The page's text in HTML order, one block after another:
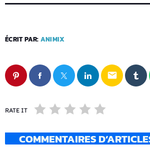
ÉCRIT PAR: ANIMIX
email
RATE IT
COMMENTAIRES